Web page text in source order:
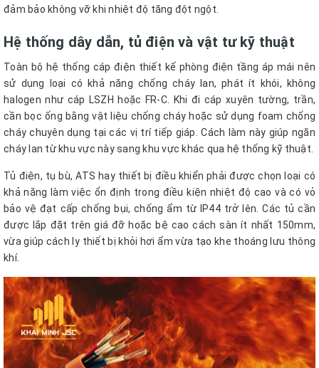
đảm bảo không vỡ khi nhiệt độ tăng đột ngột.
Hệ thống dây dẫn, tủ điện và vật tư kỹ thuật
Toàn bộ hệ thống cáp điện thiết kế phòng điện tầng áp mái nên
sử dụng loại có khả năng chống cháy lan, phát ít khói, không
halogen như cáp LSZH hoặc FR-C. Khi đi cáp xuyên tường, trần,
cần bọc ống bằng vật liệu chống cháy hoặc sử dụng foam chống
cháy chuyên dụng tại các vị trí tiếp giáp. Cách làm này giúp ngăn
cháy lan từ khu vực này sang khu vực khác qua hệ thống kỹ thuật.
Tủ điện, tụ bù, ATS hay thiết bị điều khiển phải được chọn loại có
khả năng làm việc ổn định trong điều kiện nhiệt độ cao và có vỏ
bảo vệ đạt cấp chống bụi, chống ẩm từ IP44 trở lên. Các tủ cần
được lắp đặt trên giá đỡ hoặc bệ cao cách sàn ít nhất 150mm,
vừa giúp cách ly thiết bị khỏi hơi ẩm vừa tạo khe thoáng lưu thông
khí.